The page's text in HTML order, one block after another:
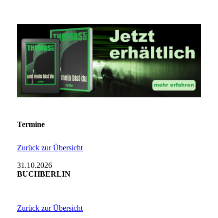
Termine
Zurück zur Übersicht
31.10.2026
BUCHBERLIN
Zurück zur Übersicht